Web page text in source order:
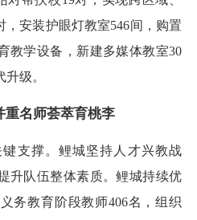
，安装护眼灯教室546间，购置
教学设备，新建多媒体教室30
级。
萃育桃李
支撑。鲤城坚持人才兴教战
升队伍整体素质。鲤城持续优
务教育阶段教师406名，组织